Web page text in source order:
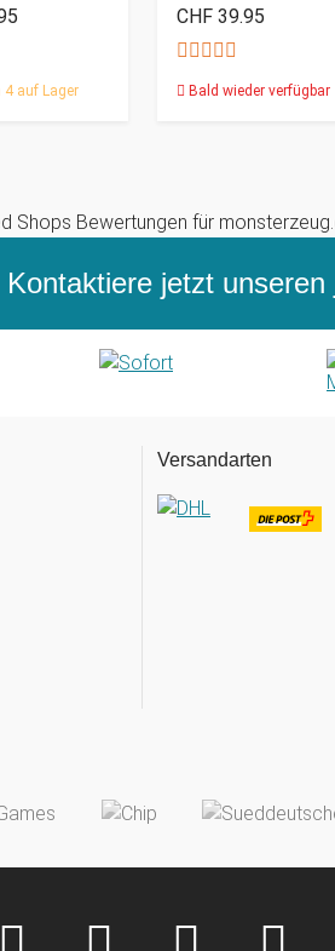
4 auf Lager
CHF 39.95
Bald wieder verfügbar
jetzt unseren
Versandarten